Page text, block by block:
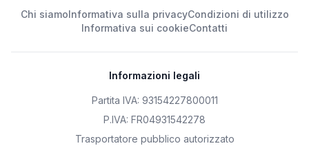
Chi siamoInformativa sulla privacyCondizioni di utilizzo
Informativa sui cookieContatti
Informazioni legali
Partita IVA: 93154227800011
P.IVA: FR04931542278
Trasportatore pubblico autorizzato